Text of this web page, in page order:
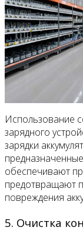
Использование
зарядного
зарядки
обеспечивают
предотвращают
повреждения
5. Очистка